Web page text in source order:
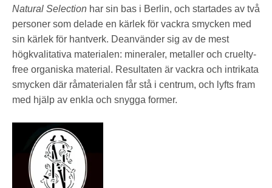
Natural Selection har sin bas i Berlin, och startades av två
personer som delade en kärlek för vackra smycken med
sin kärlek för hantverk. Deanvänder sig av de mest
högkvalitativa materialen: mineraler, metaller och cruelty-
free organiska material. Resultaten är vackra och intrikata
smycken där råmaterialen får stå i centrum, och lyfts fram
med hjälp av enkla och snygga former.